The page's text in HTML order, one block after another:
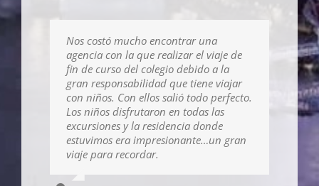
Nos costó mucho encontrar una
agencia con la que realizar el viaje de
fin de curso del colegio debido a la
gran responsabilidad que tiene viajar
con niños. Con ellos salió todo perfecto.
Los niños disfrutaron en todas las
excursiones y la residencia donde
estuvimos era impresionante…un gran
viaje para recordar.